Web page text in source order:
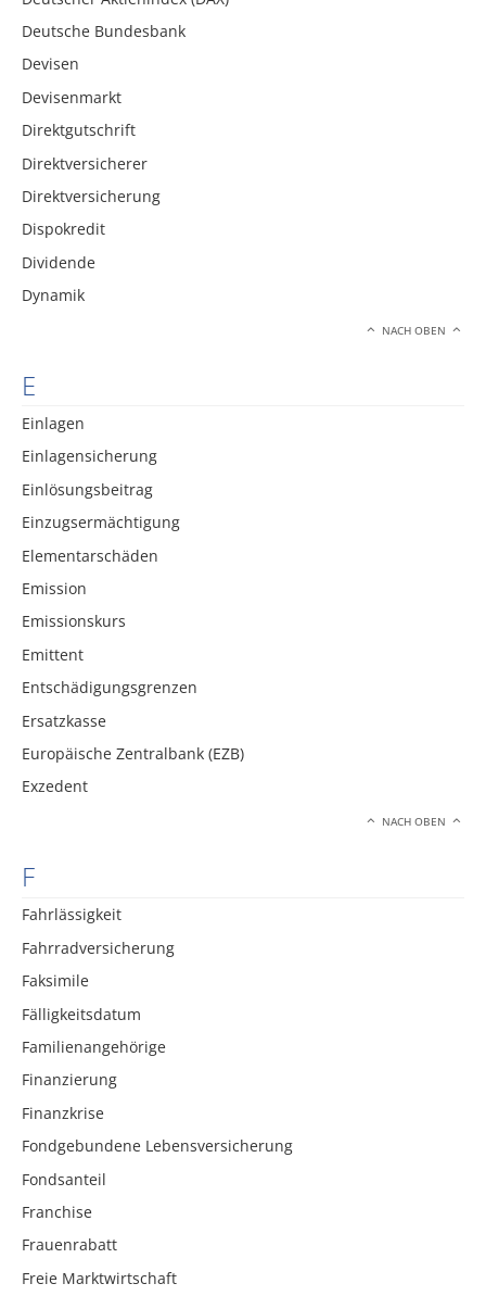
Deutsche Bundesbank
Devisen
Devisenmarkt
Direktgutschrift
Direktversicherer
Direktversicherung
Dispokredit
Dividende
Dynamik
NACH OBEN
E
Einlagen
Einlagensicherung
Einlösungsbeitrag
Einzugsermächtigung
Elementarschäden
Emission
Emissionskurs
Emittent
Entschädigungsgrenzen
Ersatzkasse
Europäische Zentralbank (EZB)
Exzedent
NACH OBEN
F
Fahrlässigkeit
Fahrradversicherung
Faksimile
Fälligkeitsdatum
Familienangehörige
Finanzierung
Finanzkrise
Fondgebundene Lebensversicherung
Fondsanteil
Franchise
Frauenrabatt
Freie Marktwirtschaft